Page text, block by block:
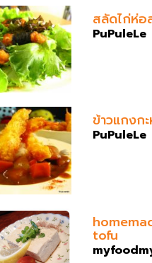
สลัดไก่ห่อ
PuPuleLe
ข้าวแกงก
PuPuleLe
tofu